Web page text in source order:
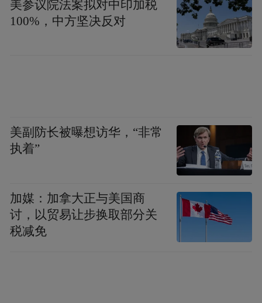
美参议院法案拟对中印加税
100%，中方坚决反对
美副防长被曝想访华，“非常
执着”
加媒：加拿大正与美国商
讨，以贸易让步换取部分关
税减免